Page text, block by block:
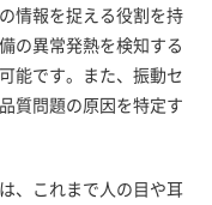
情報を捉える役割を持
の異常発熱を検知する
能です。また、振動セ
質問題の原因を特定す
、これまで人の目や耳